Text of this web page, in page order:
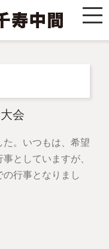
会
。いつもは、希望
としていますが、
行事となりまし